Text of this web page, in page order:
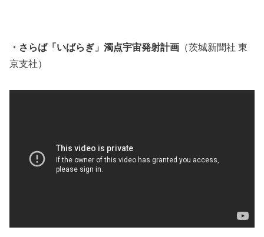
・さらば「いばらぎ」濁点宇宙発射計画 （茨城新聞社 東
京支社）